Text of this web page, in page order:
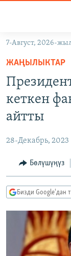
Навигацияга
өтүңүз
Издөөгө
салыңызКЫРГЫЗСТАН
САЯСАТ
МАДАНИЯТ
ДҮЙНӨ
ДҮЙНӨ
УКРАИНА
ТВ
БҮГҮН АЗАТТЫКТА
ДАНИСТЕ
ЭЖЕ-СИҢДИЛЕР
ПОДКАСТ
Русский
ОНЛАЙН ШЕРИНЕ
7-Август, 2026-
ЖАҢЫЛЫКТАР
кеткен
айтты
28-Декабрь, 2023
Бөлүшүңүз
Бизди Google'дан